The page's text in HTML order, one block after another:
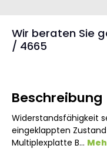
Wir beraten Sie
/ 4665
Beschreibung
Widerstandsfähigkeit
eingeklappten
Multiplexplatte B…